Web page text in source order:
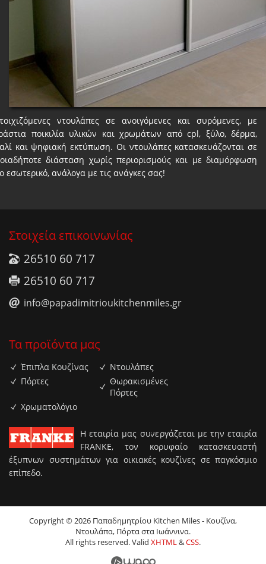
ντουλάπες σε ανοιγόμενες και συρόμενες, με
ποικιλία υλικών και χρωμάτων από cpl, ξύλο, δέρμα,
και ψηφιακή εκτύπωση. Οι ντουλάπες κατασκευάζονται σε
διάσταση χωρίς περιορισμούς και με διαμόρφωση
εσωτερικό, ανάλογα με τις ανάγκες σας!
Στοιχεία επικοινωνίας
26510 60 717
26510 60 717
info@papadimitrioukitchenmiles.gr
Τα προϊόντα μας
Έπιπλα Κουζίνας
Ντουλάπες
Πόρτες
Θωρακισμένες
Πόρτες
Χρωματολόγιο
H εταιρία μας συνεργάζεται με την εταιρία
FRANKE, τον κορυφαίο κατασκευαστή
έξυπνων συστημάτων για οικιακές κουζίνες σε παγκόσμιο
επίπεδο.
Copyright © 2026 Παπαδημητρίου Kitchen Miles - Κουζίνα,
Ντουλάπα, Πόρτα στα Ιωάννινα.
All rights reserved. Valid XHTML&CSS.